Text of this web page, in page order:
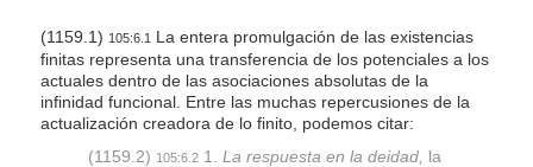
(1159.1) 105:6.1 La entera promulgación de las existencias
finitas representa una transferencia de los potenciales a los
actuales dentro de las asociaciones absolutas de la
infinidad funcional. Entre las muchas repercusiones de la
actualización creadora de lo finito, podemos citar:
(1159.2) 105:6.21. La respuesta en la deidad, la